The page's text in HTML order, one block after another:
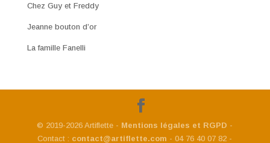
Chez Guy et Freddy
Jeanne bouton d’or
La famille Fanelli
© 2019-2026 Artiflette - Mentions légales et RGPD -
Contact : contact@artiflette.com - 04 76 40 07 82 -